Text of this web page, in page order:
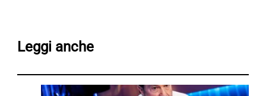
Leggi anche